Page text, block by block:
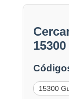
15300